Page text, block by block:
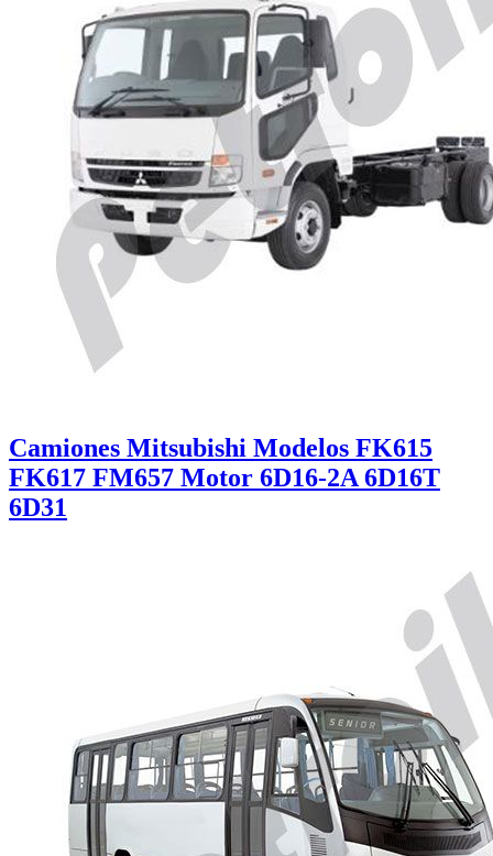
Camiones Mitsubishi Modelos FK615
FK617 FM657 Motor 6D16-2A 6D16T
6D31